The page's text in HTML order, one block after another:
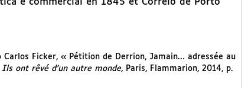
Ficker, « Pétition de Derrion, Jamain… adressée au
Ils ont rêvé d’un autre monde, Paris, Flammarion, 2014, p.